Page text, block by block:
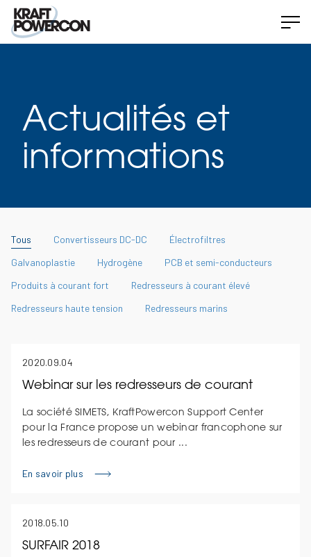
Actualités et
informations
Tous Convertisseurs DC-DC
Électrofiltres
Galvanoplastie
Hydrogène
PCB et semi-conducteurs
Produits à courant fort
Redresseurs à courant élevé
Redresseurs haute tension
Redresseurs marins
2020.09.04
Webinar sur les redresseurs de courant
La société SIMETS, KraftPowercon Support Center
pour la France propose un webinar francophone sur
les redresseurs de courant pour ...
En savoir plus
2018.05.10
SURFAIR 2018